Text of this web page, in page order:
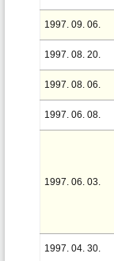
1997. 09. 06.
1997. 08. 20.
1997. 08. 06.
1997. 06. 08.
1997. 06. 03.
1997. 04. 30.